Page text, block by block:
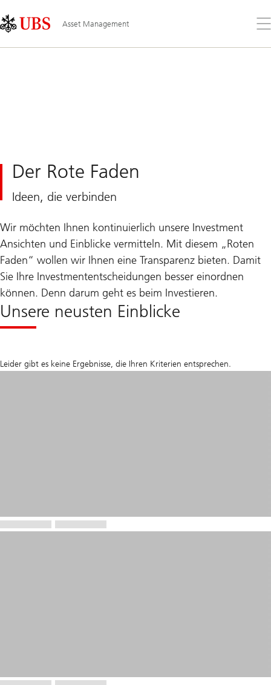
Links
Area
Asset Management
Sie
Der Rote Faden
Ideen, die verbinden
Wir möchten Ihnen kontinuierlich unsere Investment
Ansichten und Einblicke vermitteln. Mit diesem „Roten
Faden“ wollen wir Ihnen eine Transparenz bieten. Damit
Sie Ihre Investmententscheidungen besser einordnen
können. Denn darum geht es beim Investieren.
Unsere neusten Einblicke
Leider gibt es keine Ergebnisse, die Ihren Kriterien entsprechen.